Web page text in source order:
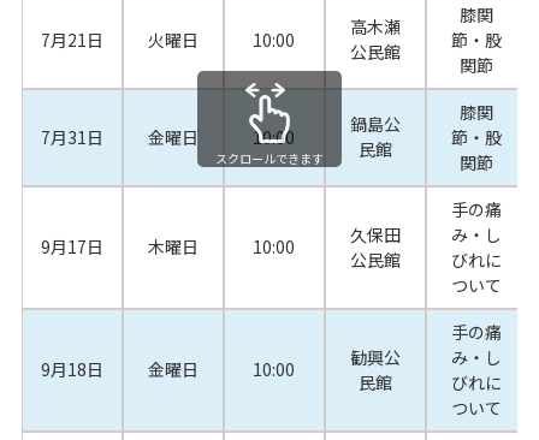
7月21日 火曜日 10:00
高木瀬
公民館
膝関
節・股
関節
7月31日 金曜日 10:00
鍋島公
民館
膝関
節・股
関節
9月17日 木曜日 10:00
久保田
公民館
手の痛
み・し
びれに
ついて
9月18日 金曜日 10:00
勧興公
民館
手の痛
み・し
びれに
ついて
スクロールできます